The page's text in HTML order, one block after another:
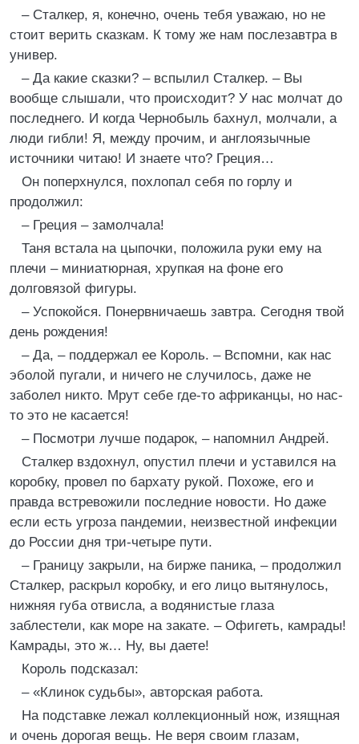
– Сталкер, я, конечно, очень тебя уважаю, но не
стоит верить сказкам. К тому же нам послезавтра в
универ.
– Да какие сказки? – вспылил Сталкер. – Вы
вообще слышали, что происходит? У нас молчат до
последнего. И когда Чернобыль бахнул, молчали, а
люди гибли! Я, между прочим, и англоязычные
источники читаю! И знаете что? Греция…
Он поперхнулся, похлопал себя по горлу и
продолжил:
– Греция – замолчала!
Таня встала на цыпочки, положила руки ему на
плечи – миниатюрная, хрупкая на фоне его
долговязой фигуры.
– Успокойся. Понервничаешь завтра. Сегодня твой
день рождения!
– Да, – поддержал ее Король. – Вспомни, как нас
эболой пугали, и ничего не случилось, даже не
заболел никто. Мрут себе где-то африканцы, но нас-
то это не касается!
– Посмотри лучше подарок, – напомнил Андрей.
Сталкер вздохнул, опустил плечи и уставился на
коробку, провел по бархату рукой. Похоже, его и
правда встревожили последние новости. Но даже
если есть угроза пандемии, неизвестной инфекции
до России дня три-четыре пути.
– Границу закрыли, на бирже паника, – продолжил
Сталкер, раскрыл коробку, и его лицо вытянулось,
нижняя губа отвисла, а водянистые глаза
заблестели, как море на закате. – Офигеть, камрады!
Камрады, это ж… Ну, вы даете!
Король подсказал:
– «Клинок судьбы», авторская работа.
На подставке лежал коллекционный нож, изящная
и очень дорогая вещь. Не веря своим глазам,